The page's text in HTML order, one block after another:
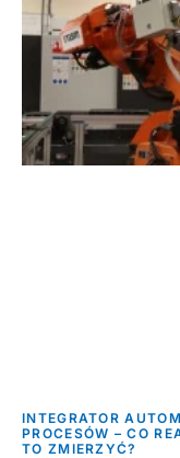
INTEGRATOR
PROCESÓW – CO
TO ZMIERZYĆ?